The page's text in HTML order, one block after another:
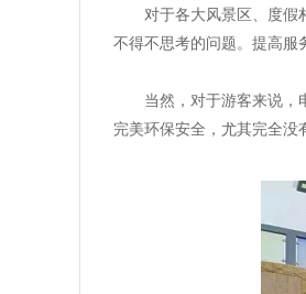
对于各大风景区、度
不得不思考的问题。提高服
当然，对于游客来说
完美环保安全，尤其完全没